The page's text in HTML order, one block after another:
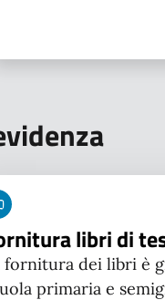
libri di
fornitura dei libri è
primaria e